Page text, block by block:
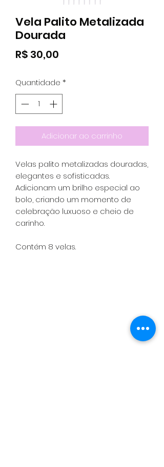
Vela Palito Metalizada
Dourada
R$ 30,00
Quantidade *
Adicionar ao carrinho
Velas palito metalizadas douradas,
elegantes e sofisticadas.
Adicionam um brilho especial ao
bolo, criando um momento de
celebração luxuoso e cheio de
carinho.
Contém 8 velas.